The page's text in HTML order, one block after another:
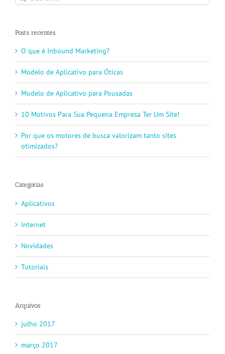
for:
Posts recentes
O que é Inbound Marketing?
Modelo de Aplicativo para Óticas
Modelo de Aplicativo para Pousadas
10 Motivos Para Sua Pequena Empresa Ter Um Site!
Por que os motores de busca valorizam tanto sites
otimizados?
Categorias
Aplicativos
Internet
Novidades
Tutoriais
Arquivos
julho 2017
março 2017